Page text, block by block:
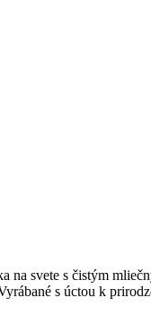
na svete s čistým
s úctou k